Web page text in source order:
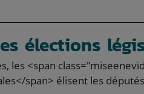
élections
les <span
span> élisent les